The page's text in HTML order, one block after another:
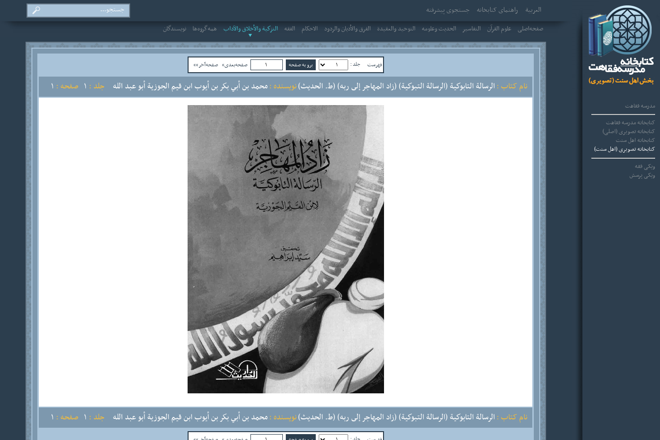
مدرسه فقاهت
کتابخانه مدرسه فقاهت
کتابخانه تصویری (اصلی)
کتابخانه اهل سنت
کتابخانه تصویری (اهل سنت)
ویکی فقه
ویکی پرسش
العربیة راهنمای کتابخانه
جستجوی پیشرفته
صفحه‌اصلی علوم القرآن التفاسير الحديث وعلومه التوحيد والعقيدة الفرق والأديان والردود الاحکام الفقه التزكية والأخلاق والآداب همه‌گروه‌ها نویسندگان
فهرست جلد : صفحه‌بعدی» صفحه‌آخر»»
نام کتاب :الرسالة التابوكية (الرسالة التبوكية) (زاد المهاجر إلى ربه) (ط. الحديث)نویسنده :محمد بن أبي بكر بن أيوب ابن قيم الجوزية أبو عبد الله جلد : صفحه :
نام کتاب :الرسالة التابوكية (الرسالة التبوكية) (زاد المهاجر إلى ربه) (ط. الحديث)نویسنده :محمد بن أبي بكر بن أيوب ابن قيم الجوزية أبو عبد الله جلد : صفحه :